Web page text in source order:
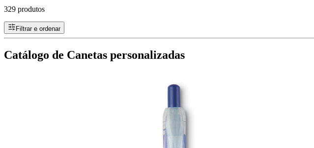
329 produtos
Filtrar e ordenar
Catálogo de Canetas personalizadas